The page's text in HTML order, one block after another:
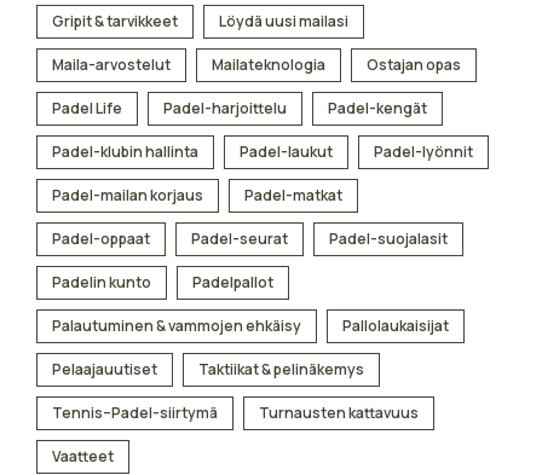
Gripit & tarvikkeet Löydä uusi mailasi
Maila-arvostelut Mailateknologia Ostajan opas
Padel Life Padel-harjoittelu Padel-kengät
Padel-klubin hallinta Padel-laukut Padel-lyönnit
Padel-mailan korjaus Padel-matkat
Padel-oppaat Padel-seurat Padel-suojalasit
Padelin kunto Padelpallot
Palautuminen & vammojen ehkäisy Pallolaukaisijat
Pelaajauutiset Taktiikat & pelinäkemys
Tennis–Padel-siirtymä Turnausten kattavuus
Vaatteet